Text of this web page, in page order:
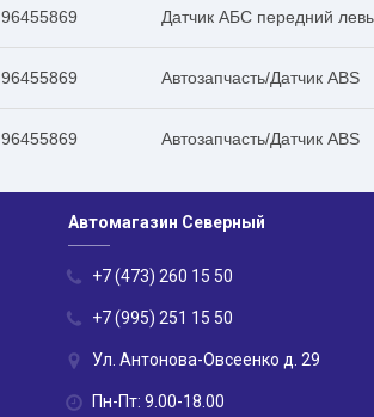
96455869 Датчик АБС передний
96455869 Автозапчасть/Датчик ABS
96455869 Автозапчасть/Датчик ABS
Автомагазин Северный
+7 (473) 260 15 50
+7 (995) 251 15 50
Ул. Антонова-Овсеенко д. 29
Пн-Пт: 9.00-18.00